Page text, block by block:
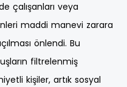
çalışanları veya
maddi manevi zarara
önlendi. Bu
filtrelenmiş
kişiler, artık sosyal